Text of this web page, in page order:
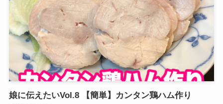
娘に伝えたいVol.8 【簡単】カンタン鶏ハム作り